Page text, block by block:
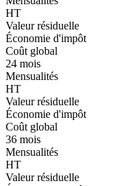
HT
Valeur résiduelle
Économie d'impôt
Coût global
24 mois
Mensualités
HT
Valeur résiduelle
Économie d'impôt
Coût global
36 mois
Mensualités
HT
Valeur résiduelle